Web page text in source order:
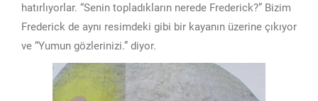
hatırlıyorlar. “Senin topladıkların nerede Frederick?” Bizim
Frederick de aynı resimdeki gibi bir kayanın üzerine çıkıyor
ve “Yumun gözlerinizi.” diyor.